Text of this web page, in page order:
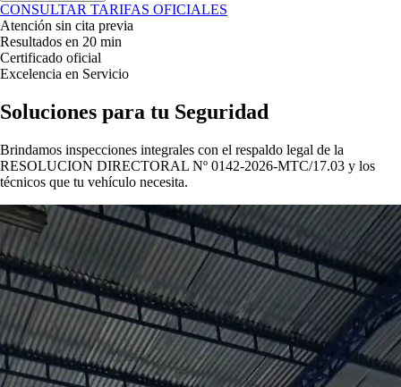
CONSULTAR TARIFAS OFICIALES
Atención sin cita previa
Resultados en 20 min
Certificado oficial
Excelencia en Servicio
Soluciones para tu Seguridad
Brindamos inspecciones integrales con el respaldo legal de la
RESOLUCION DIRECTORAL Nº 0142-2026-MTC/17.03 y los
técnicos que tu vehículo necesita.